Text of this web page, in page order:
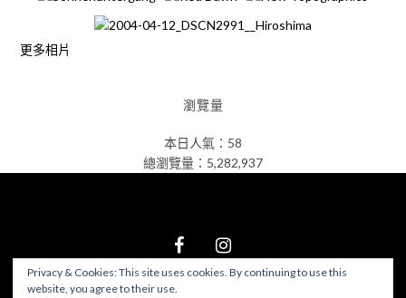
更多相片
瀏覽量
本日人氣：58
總瀏覽量：5,282,937
Privacy & Cookies: This site uses cookies. By continuing to use this
website, you agree to their use.